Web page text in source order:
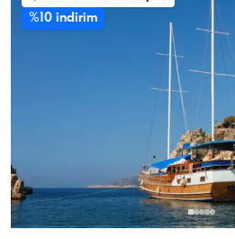
%10 indirim